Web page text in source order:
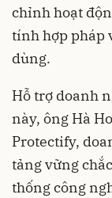
chỉnh hoạt
tính hợp pháp
dùng.
Hỗ trợ doanh
này, ông Hà
Protectify,
tảng vững
thống công